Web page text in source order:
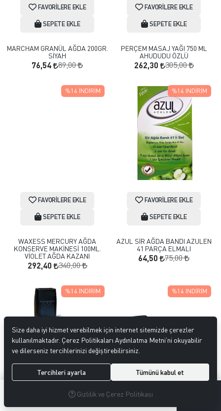
FAVORILERE EKLE
SEPETE EKLE
MARCHAM GRANÜL AĞDA 200GR.
SİYAH
76,54 89,00
FAVORILERE EKLE
SEPETE EKLE
PERÇEM MASAJ YAĞI 750 ML
AHUDUDU ÖZLÜ
262,30 305,00
FAVORILERE EKLE
SEPETE EKLE
WAXESS MERCURY AĞDA
KONSERVE MAKİNESİ 100ML.
VİOLET AĞDA KAZANI
292,40 340,00
%14 İNDIRIM
FAVORILERE EKLE
SEPETE EKLE
AZUL SİR AĞDA BANDI AZULEN
41 PARÇA ELMALI
64,50 75,00
%14 İNDIRIM
FAVORILERE EKLE
%14 İNDIRIM %14 İNDIRIM
Size daha iyi hizmet verebilmek için internet sitemizde çerezler
kullanılmaktadır. Çerez Politikaları Aydınlatma Metni’ni okuyabilir
ve dilerseniz tercihlerinizi değiştirebilirsiniz.
Tercihleri ayarla Tümünü kabul et
Gizlilik ve Çerez Politikası